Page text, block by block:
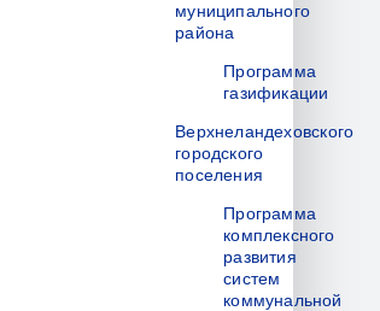
муниципального
района
Программа
газификации
Верхнеландеховского
городского
поселения
Программа
комплексного
развития
систем
коммунальной